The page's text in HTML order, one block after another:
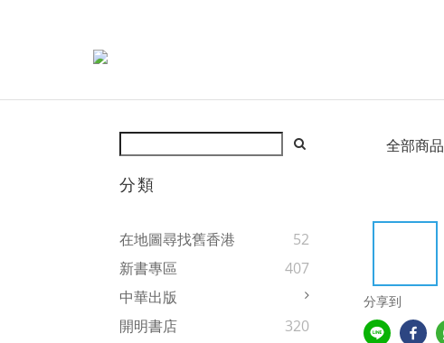
分類
在地圖尋找舊香港
52
新書專區
407
中華出版
開明書店
320
全部商品
分享到